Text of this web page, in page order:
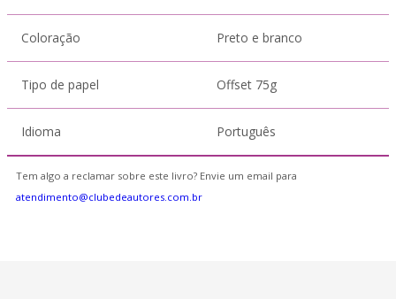
Coloração Preto e branco
Tipo de papel Offset 75g
Idioma Português
Tem algo a reclamar sobre este livro? Envie um email para
atendimento@clubedeautores.com.br